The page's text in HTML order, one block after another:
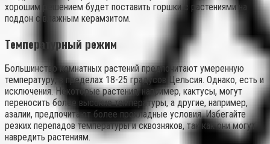
хорошим решением будет поставить горшки с растениями на
поддон с влажным керамзитом.
Температурный режим
Большинство комнатных растений предпочитают умеренную
температуру, в пределах 18-25 градусов Цельсия. Однако, есть и
исключения. Некоторые растения, например, кактусы, могут
переносить более высокие температуры, а другие, например,
азалии, предпочитают более прохладные условия. Избегайте
резких перепадов температуры и сквозняков, так как они могут
навредить растениям.